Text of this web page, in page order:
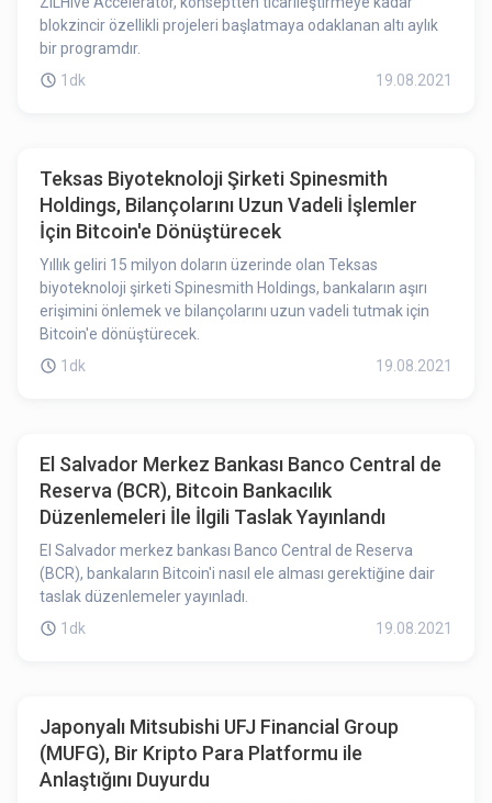
blokzincir özellikli projeleri başlatmaya odaklanan altı aylık
bir programdır.
1dk
19.08.2021
Teksas Biyoteknoloji Şirketi Spinesmith
Holdings, Bilançolarını Uzun Vadeli İşlemler
İçin Bitcoin'e Dönüştürecek
Yıllık geliri 15 milyon doların üzerinde olan Teksas
biyoteknoloji şirketi Spinesmith Holdings, bankaların aşırı
erişimini önlemek ve bilançolarını uzun vadeli tutmak için
Bitcoin'e dönüştürecek.
1dk
19.08.2021
El Salvador Merkez Bankası Banco Central de
Reserva (BCR), Bitcoin Bankacılık
Düzenlemeleri İle İlgili Taslak Yayınlandı
El Salvador merkez bankası Banco Central de Reserva
(BCR), bankaların Bitcoin'i nasıl ele alması gerektiğine dair
taslak düzenlemeler yayınladı.
1dk
19.08.2021
Japonyalı Mitsubishi UFJ Financial Group
(MUFG), Bir Kripto Para Platformu ile
Anlaştığını Duyurdu